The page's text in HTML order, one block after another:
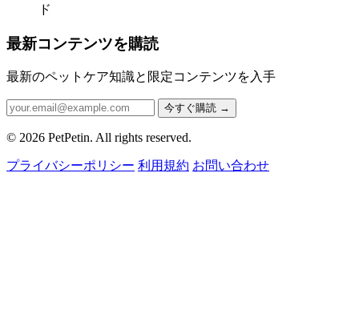
ド
最新コンテンツを購読
最新のペットケア知識と限定コンテンツを入手
今すぐ購読 →
© 2026 PetPetin. All rights reserved.
プライバシーポリシー 利用規約 お問い合わせ